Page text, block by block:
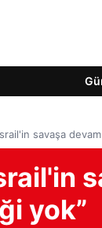
savaşa
yok”